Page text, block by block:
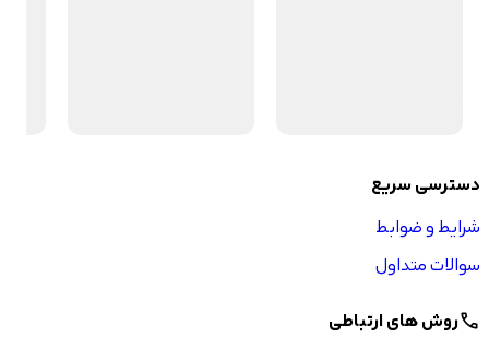
دسترسی سریع
شرایط و ضوابط
سوالات متداول
callروش های ارتباطی